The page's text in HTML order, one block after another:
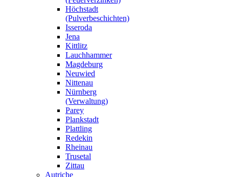
Höchstadt
(Pulverbeschichten)
Isseroda
Jena
Kittlitz
Lauchhammer
Magdeburg
Neuwied
Nittenau
Nürnberg
(Verwaltung)
Parey
Plankstadt
Plattling
Redekin
Rheinau
Trusetal
Zittau
Autriche